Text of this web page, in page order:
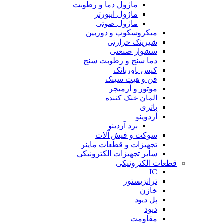
ماژول دما و رطوبت
ماژول اینورتر
ماژول صوتی
میکروسکوپ و دوربین
شیرینک حرارتی
سشوار صنعتی
دما سنج و رطوبت سنج
کیس پاوربانک
فن و هیت سینک
موتور و آرمیچر
المان خنک کننده
باتری
آردوینو
برد آردینو
سوکت و فیش آلات
تجهیزات و قطعات ماینر
سایر تجهیزات الکترونیکی
قطعات الکترونیکی
IC
ترانزیستور
خازن
پل دیود
دیود
مقاومت